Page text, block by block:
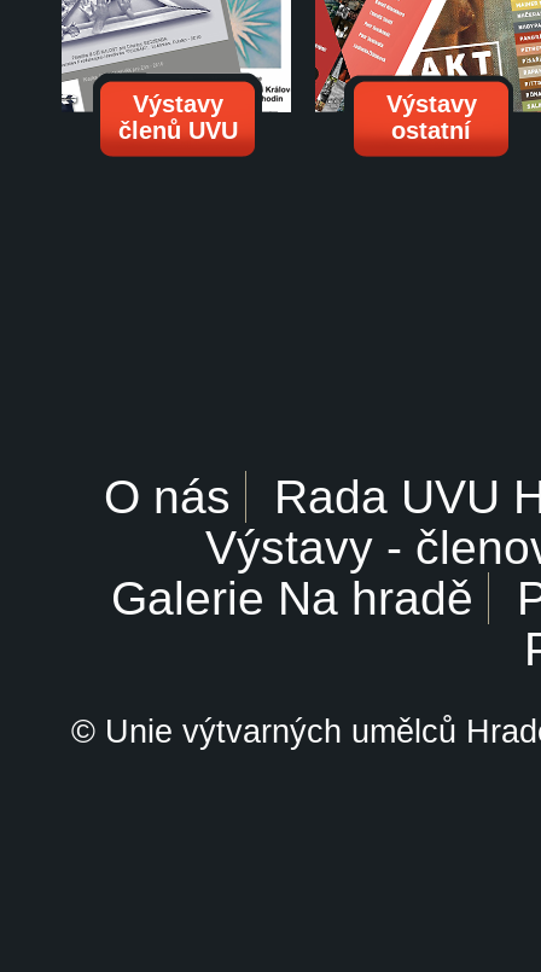
Výstavy
členů UVU
Výstavy
ostatní
O nás
Rada UVU
Výstavy -
Galerie Na hradě
© Unie výtvarných umělců